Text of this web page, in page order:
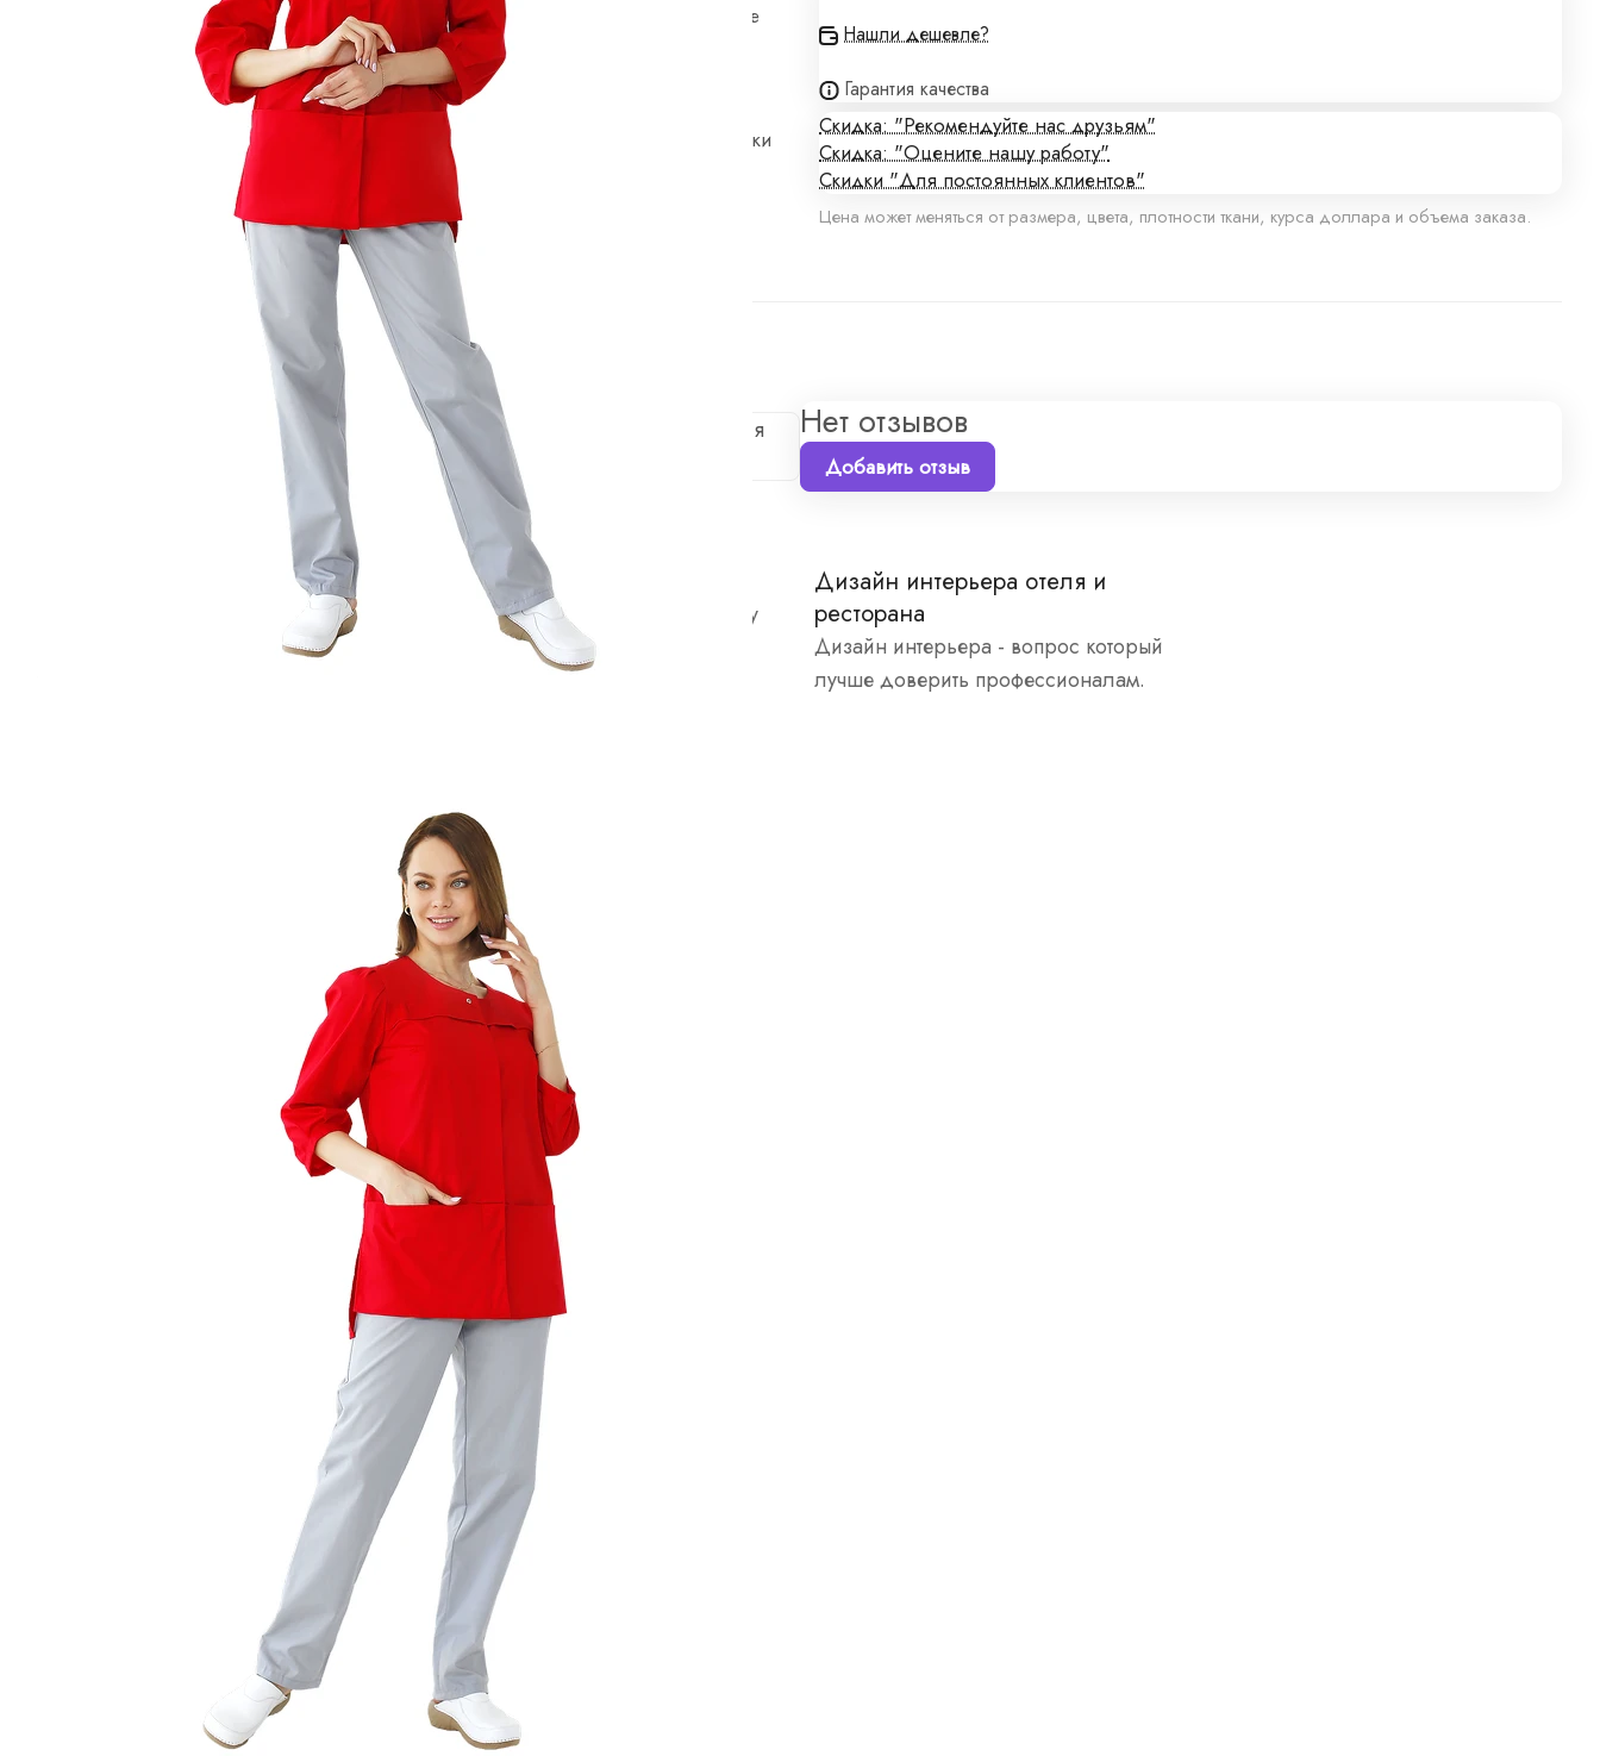
Мы производительА это значит можем предложить низкие цены и изготовление
по индивидуальным размерам на заказ
Финансовые гарантия качества закреплены в договоре поставки
Нашли дешевле?
Гарантия качества
Скидка: "Рекомендуйте нас друзьям"
Скидка: "Оцените нашу работу"
Скидки "Для постоянных клиентов"
Цена может меняться от размера, цвета, плотности ткани, курса доллара и объема заказа.
Вопросы и ответы Оплата Доставка
Помогите другим пользователям с выбором - будьте первым, кто поделится
своим мнением об этом товаре
Нет отзывов
Добавить отзыв
Брендирование изделий -
Услуги по вышивке логотипов на
Дизайн интерьера хостела
Ответственно подходим к каждому
Дизайн интерьера отеля и
ресторана
Дизайн интерьера - вопрос который
лучше доверить профессионалам.